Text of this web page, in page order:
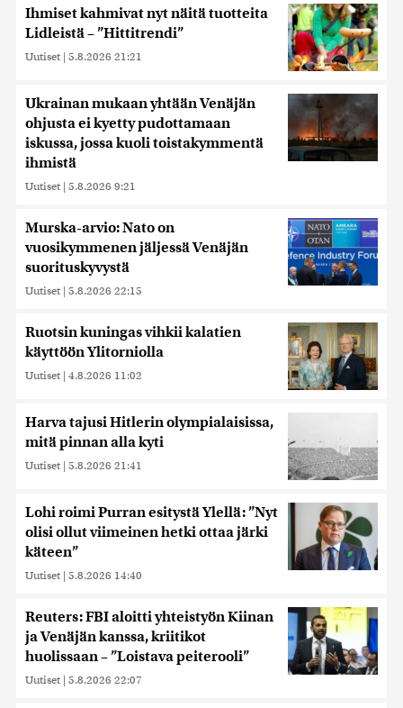
Ihmiset kahmivat nyt näitä tuotteita
Lidleistä – ”Hittitrendi”
Uutiset | 5.8.2026 21:21
Ukrainan mukaan yhtään Venäjän
ohjusta ei kyetty pudottamaan
iskussa, jossa kuoli toistakymmentä
ihmistä
Uutiset | 5.8.2026 9:21
Murska-arvio: Nato on
vuosikymmenen jäljessä Venäjän
suorituskyvystä
Uutiset | 5.8.2026 22:15
Ruotsin kuningas vihkii kalatien
käyttöön Ylitorniolla
Uutiset | 4.8.2026 11:02
Harva tajusi Hitlerin olympialaisissa,
mitä pinnan alla kyti
Uutiset | 5.8.2026 21:41
Lohi roimi Purran esitystä Ylellä: ”Nyt
olisi ollut viimeinen hetki ottaa järki
käteen”
Uutiset | 5.8.2026 14:40
Reuters: FBI aloitti yhteistyön Kiinan
ja Venäjän kanssa, kriitikot
huolissaan – ”Loistava peiterooli”
Uutiset | 5.8.2026 22:07